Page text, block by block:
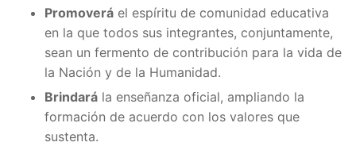
Promoverá el espíritu de comunidad educativa
en la que todos sus integrantes, conjuntamente,
sean un fermento de contribución para la vida de
la Nación y de la Humanidad.
Brindará la enseñanza oficial, ampliando la
formación de acuerdo con los valores que
sustenta.